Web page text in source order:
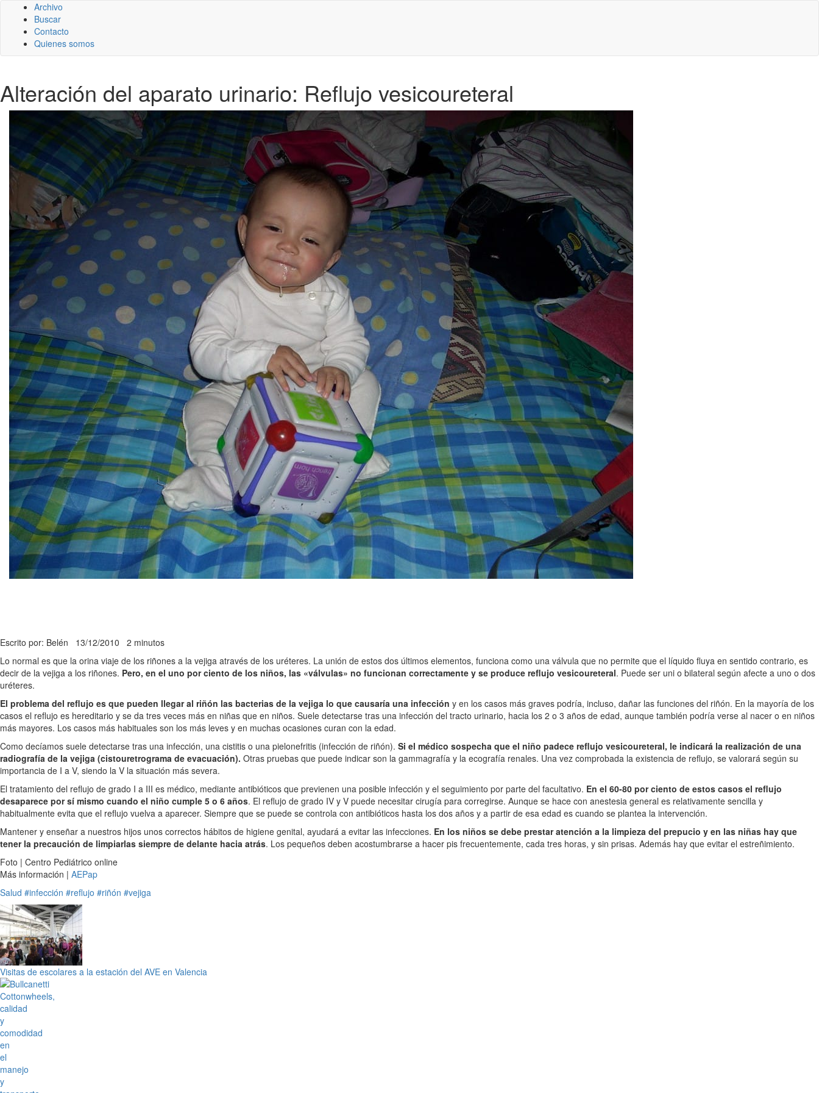
Archivo
Buscar
Contacto
Quienes somos
Alteración del aparato urinario: Reflujo vesicoureteral
Escrito por: Belén 13/12/2010 2 minutos
Lo normal es que la orina viaje de los riñones a la vejiga através de los uréteres. La unión de estos dos últimos elementos, funciona como una válvula que no permite que el líquido fluya en sentido contrario, es
decir de la vejiga a los riñones. Pero, en el uno por ciento de los niños, las «válvulas» no funcionan correctamente y se produce reflujo vesicoureteral. Puede ser uni o bilateral según afecte a uno o dos
uréteres.
El problema del reflujo es que pueden llegar al riñón las bacterias de la vejiga lo que causaría una infección y en los casos más graves podría, incluso, dañar las funciones del riñón. En la mayoría de los
casos el reflujo es hereditario y se da tres veces más en niñas que en niños. Suele detectarse tras una infección del tracto urinario, hacia los 2 o 3 años de edad, aunque también podría verse al nacer o en niños
más mayores. Los casos más habituales son los más leves y en muchas ocasiones curan con la edad.
Como decíamos suele detectarse tras una infección, una cistitis o una pielonefritis (infección de riñón). Si el médico sospecha que el niño padece reflujo vesicoureteral, le indicará la realización de una
radiografía de la vejiga (cistouretrograma de evacuación). Otras pruebas que puede indicar son la gammagrafía y la ecografía renales. Una vez comprobada la existencia de reflujo, se valorará según su
importancia de I a V, siendo la V la situación más severa.
El tratamiento del reflujo de grado I a III es médico, mediante antibióticos que previenen una posible infección y el seguimiento por parte del facultativo. En el 60-80 por ciento de estos casos el reflujo
desaparece por sí mismo cuando el niño cumple 5 o 6 años. El reflujo de grado IV y V puede necesitar cirugía para corregirse. Aunque se hace con anestesia general es relativamente sencilla y
habitualmente evita que el reflujo vuelva a aparecer. Siempre que se puede se controla con antibióticos hasta los dos años y a partir de esa edad es cuando se plantea la intervención.
Mantener y enseñar a nuestros hijos unos correctos hábitos de higiene genital, ayudará a evitar las infecciones. En los niños se debe prestar atención a la limpieza del prepucio y en las niñas hay que
tener la precaución de limpiarlas siempre de delante hacia atrás. Los pequeños deben acostumbrarse a hacer pis frecuentemente, cada tres horas, y sin prisas. Además hay que evitar el estreñimiento.
Foto | Centro Pediátrico online
Más información | AEPap
Salud #infección #reflujo #riñón #vejiga
Visitas de escolares a la estación del AVE en Valencia